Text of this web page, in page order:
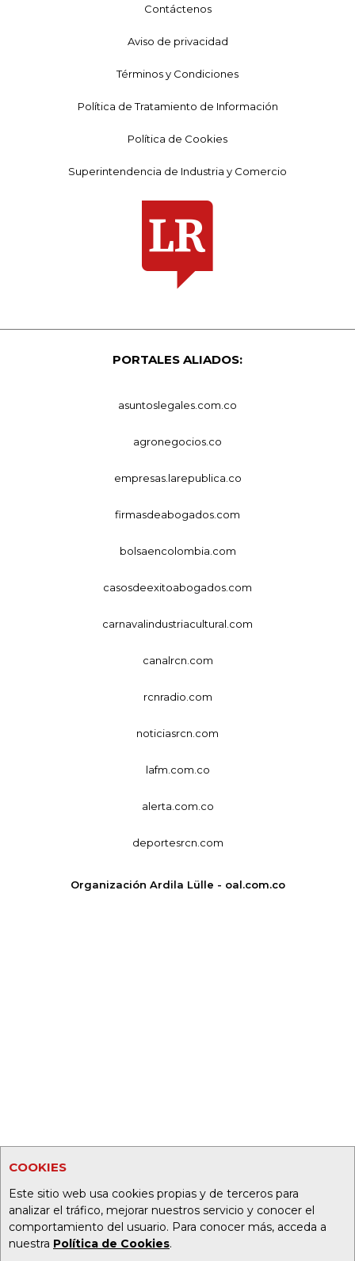
COOKIES
Este sitio web usa cookies propias y de terceros para
analizar el tráfico, mejorar nuestros servicio y conocer el
comportamiento del usuario. Para conocer más, acceda a
nuestra Política de Cookies.
Contáctenos
Aviso de privacidad
Términos y Condiciones
Política de Tratamiento de Información
Política de Cookies
Superintendencia de Industria y Comercio
PORTALES ALIADOS:
asuntoslegales.com.co
agronegocios.co
empresas.larepublica.co
firmasdeabogados.com
bolsaencolombia.com
casosdeexitoabogados.com
carnavalindustriacultural.com
canalrcn.com
rcnradio.com
noticiasrcn.com
lafm.com.co
alerta.com.co
deportesrcn.com
Organización Ardila Lülle - oal.com.co